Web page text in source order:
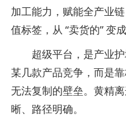
加工能力，赋能全产业
值标签，从 “卖货的” 变
超级平台，是产业护
某几款产品竞争，而是
无法复制的壁垒。黄精
晰、路径明确。